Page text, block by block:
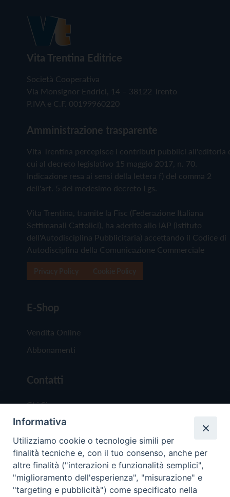
Vita Trentina Editrice
Società Cooperativa
Via Monsignor Endrici, 14 – 38122 Trento
P.IVA e C.F. 00199960220
Amministrazione trasparente
Vita Trentina percepisce i contributi pubblici all'editoria
cui al decreto legislativo 15 maggio 2017, n. 70.
Indicazione resa ai sensi della lettera f) del comma 2
dell'art. 5 del medesimo decreto Lgs.
Vita Trentina, tramite la Fisc (Federazione Italiana
Settimanali Cattolici), ha aderito allo IAP (Istituto
dell'Autodisciplina Pubblicitaria) accettando il Codice di
Autodisciplina della Comunicazione Commerciale
E-Shop
Vendita Online
Abbonamenti
Contatti
Chi Siamo
Redazione
Scrivici
Informativa
Utilizziamo cookie o tecnologie simili per
finalità tecniche e, con il tuo consenso, anche per
altre finalità ("interazioni e funzionalità semplici",
"miglioramento dell'esperienza", "misurazione" e
"targeting e pubblicità") come specificato nella